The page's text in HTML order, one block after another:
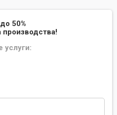
50%
производства!
услуги: